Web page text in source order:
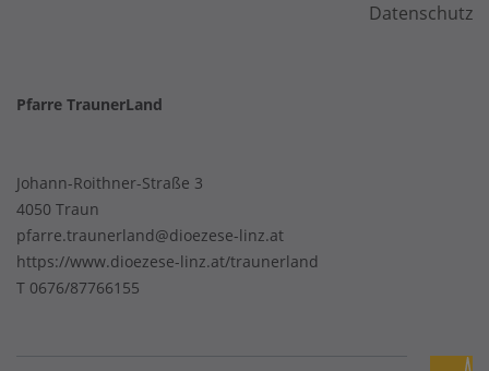
Datenschutz
Pfarre TraunerLand
Johann-Roithner-Straße 3
4050 Traun
pfarre.traunerland@dioezese-linz.at
https://www.dioezese-linz.at/traunerland
T 0676/87766155